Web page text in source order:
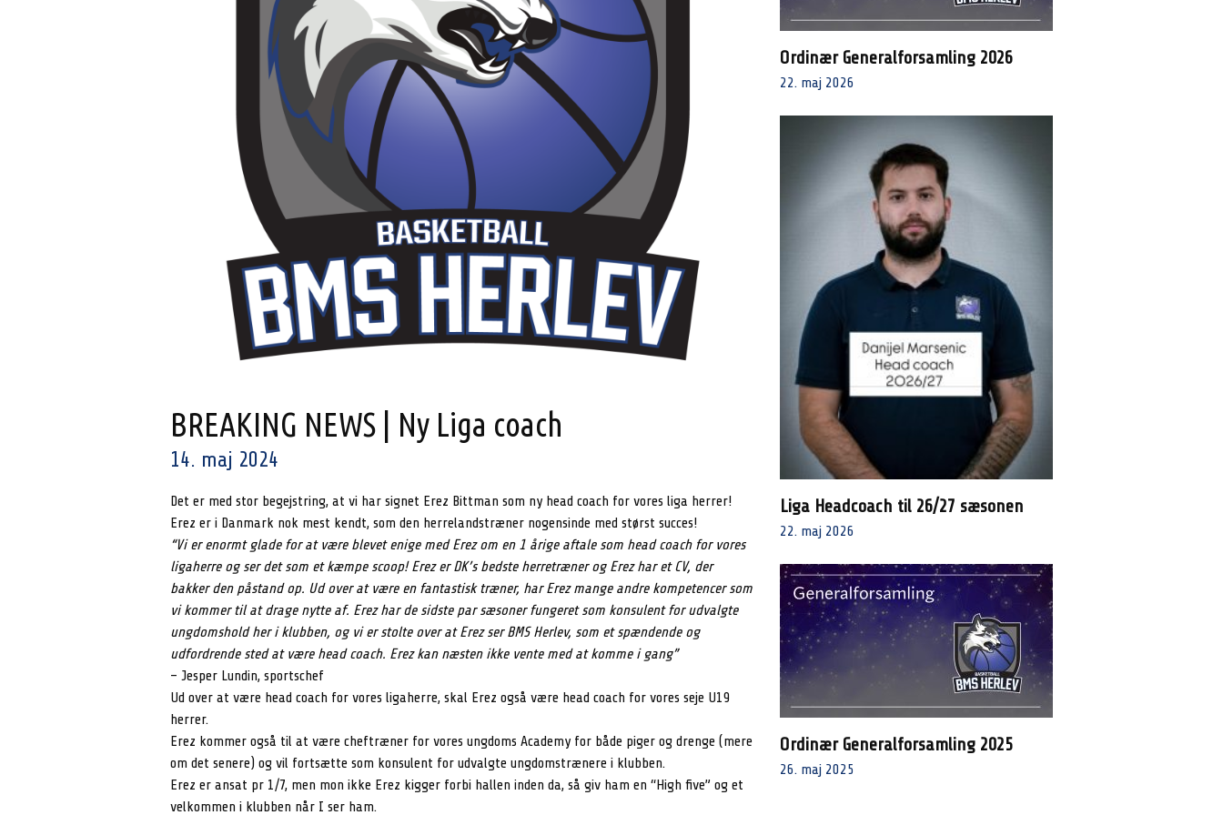
BREAKING NEWS | Ny Liga coach
14. maj 2024
Det er med stor begejstring, at vi har signet Erez Bittman som ny head coach for vores liga herrer!
Erez er i Danmark nok mest kendt, som den herrelandstræner nogensinde med størst succes!
“Vi er enormt glade for at være blevet enige med Erez om en 1 årige aftale som head coach for vores
ligaherre og ser det som et kæmpe scoop! Erez er DK’s bedste herretræner og Erez har et CV, der
bakker den påstand op. Ud over at være en fantastisk træner, har Erez mange andre kompetencer som
vi kommer til at drage nytte af. Erez har de sidste par sæsoner fungeret som konsulent for udvalgte
ungdomshold her i klubben, og vi er stolte over at Erez ser BMS Herlev, som et spændende og
udfordrende sted at være head coach. Erez kan næsten ikke vente med at komme i gang”
– Jesper Lundin, sportschef
Ud over at være head coach for vores ligaherre, skal Erez også være head coach for vores seje U19
herrer.
Erez kommer også til at være cheftræner for vores ungdoms Academy for både piger og drenge (mere
om det senere) og vil fortsætte som konsulent for udvalgte ungdomstrænere i klubben.
Erez er ansat pr 1/7, men mon ikke Erez kigger forbi hallen inden da, så giv ham en “High five” og et
velkommen i klubben når I ser ham.
Ordinær Generalforsamling 2026
22. maj 2026
Liga Headcoach til 26/27 sæsonen
22. maj 2026
Ordinær Generalforsamling 2025
26. maj 2025